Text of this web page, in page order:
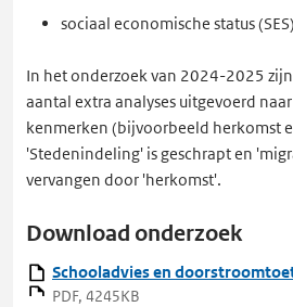
sociaal economische status (SES)
In het onderzoek van 2024-2025
aantal extra analyses uitgevoerd naar
kenmerken (bijvoorbeeld herkomst
'Stedenindeling' is geschrapt en
vervangen door 'herkomst'.
Download onderzoek
Schooladvies en
PDF, 4245KB